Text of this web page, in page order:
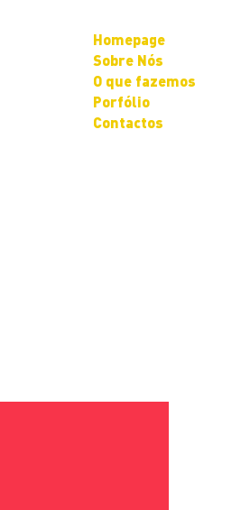
Homepage
Sobre Nós
O que fazemos
Porfólio
Contactos